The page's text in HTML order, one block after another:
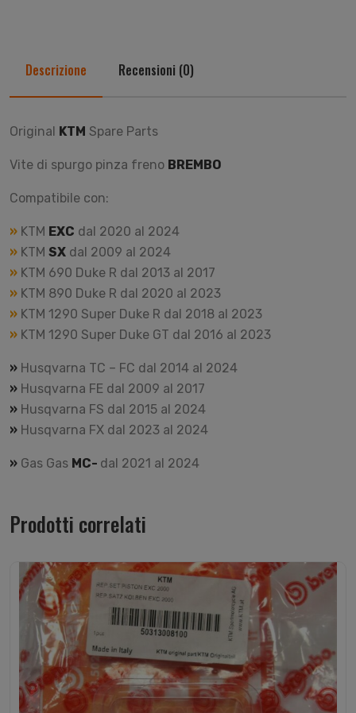
Descrizione Recensioni (0)
Original KTM Spare Parts
Vite di spurgo pinza freno BREMBO
Compatibile con:
» KTM EXC dal 2020 al 2024
» KTM SX dal 2009 al 2024
» KTM 690 Duke R dal 2013 al 2017
» KTM 890 Duke R dal 2020 al 2023
» KTM 1290 Super Duke R dal 2018 al 2023
» KTM 1290 Super Duke GT dal 2016 al 2023
» Husqvarna TC – FC dal 2014 al 2024
» Husqvarna FE dal 2009 al 2017
» Husqvarna FS dal 2015 al 2024
» Husqvarna FX dal 2023 al 2024
» Gas Gas MC- dal 2021 al 2024
Prodotti correlati